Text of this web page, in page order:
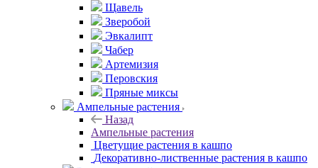
Щавель
Зверобой
Эвкалипт
Чабер
Артемизия
Перовския
Пряные миксы
Ампельные растения
Назад
Ампельные растения
Цветущие растения в кашпо
Декоративно-лиственные растения в кашпо